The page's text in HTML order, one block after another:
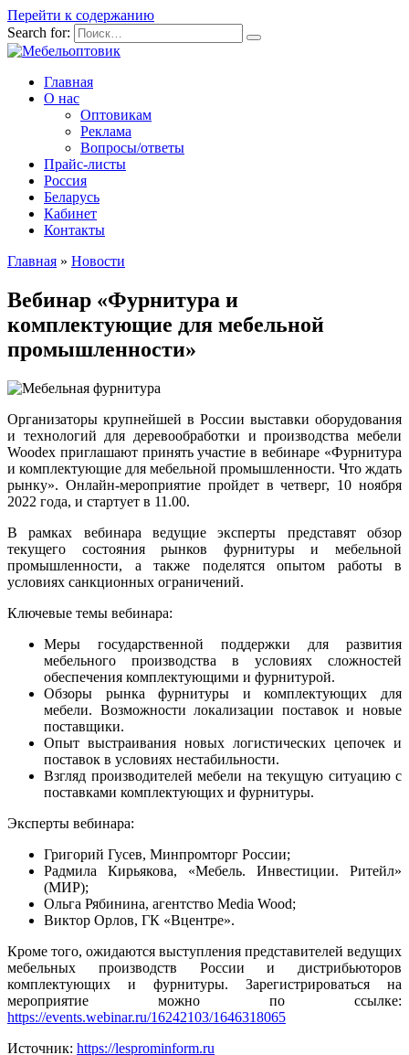
Перейти к содержанию
Search for:
Главная
О нас
Оптовикам
Реклама
Вопросы/ответы
Прайс-листы
Россия
Беларусь
Кабинет
Контакты
Главная » Новости
Вебинар «Фурнитура и
комплектующие для мебельной
промышленности»
Организаторы крупнейшей в России выставки оборудования
и технологий для деревообработки и производства мебели
Woodex приглашают принять участие в вебинаре «Фурнитура
и комплектующие для мебельной промышленности. Что ждать
рынку». Онлайн-мероприятие пройдет в четверг, 10 ноября
2022 года, и стартует в 11.00.
В рамках вебинара ведущие эксперты представят обзор
текущего состояния рынков фурнитуры и мебельной
промышленности, а также поделятся опытом работы в
условиях санкционных ограничений.
Ключевые темы вебинара:
Меры государственной поддержки для развития
мебельного производства в условиях сложностей
обеспечения комплектующими и фурнитурой.
Обзоры рынка фурнитуры и комплектующих для
мебели. Возможности локализации поставок и новые
поставщики.
Опыт выстраивания новых логистических цепочек и
поставок в условиях нестабильности.
Взгляд производителей мебели на текущую ситуацию с
поставками комплектующих и фурнитуры.
Эксперты вебинара:
Григорий Гусев, Минпромторг России;
Радмила Кирьякова, «Мебель. Инвестиции. Ритейл»
(МИР);
Ольга Рябинина, агентство Media Wood;
Виктор Орлов, ГК «Вцентре».
Кроме того, ожидаются выступления представителей ведущих
мебельных производств России и дистрибьюторов
комплектующих и фурнитуры. Зарегистрироваться на
мероприятие можно по ссылке:
https://events.webinar.ru/16242103/1646318065
Источник: https://lesprominform.ru